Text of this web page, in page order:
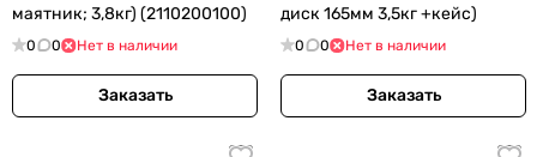
маятник; 3,8кг) (2110200100)
0 0 Нет в наличии
Заказать
диск 165мм 3,5кг +кейс)
0 0 Нет в наличии
Заказать